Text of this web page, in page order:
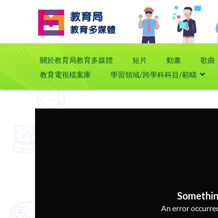
關於教育局教育多媒體 短片 動畫
歌曲
教育電視檔案庫
學習領域/跨學科科目/範疇
An error